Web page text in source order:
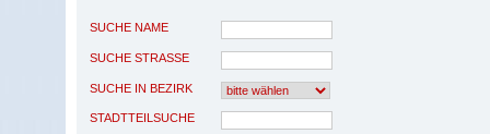
SUCHE NAME
SUCHE STRASSE
SUCHE IN BEZIRK
STADTTEILSUCHE